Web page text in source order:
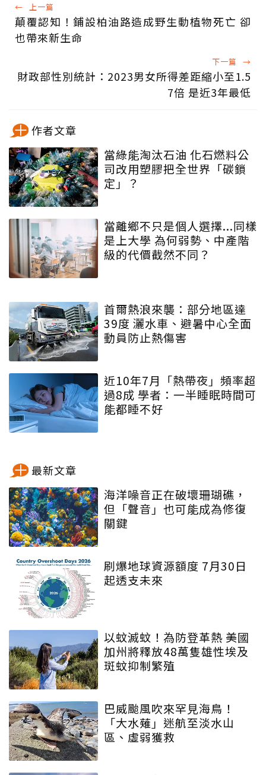
← 上一篇
顛覆認知！鋪設柏油路造成野生動植物死亡 卻
也帶來新生命
下一篇 →
財政部性別統計：2023男女所得差距縮小至1.5
7倍 是近3年最低
作者文章
當綠能淘汰石油 化石燃料公
司改用塑膠把全世界「碳鎖
定」？
當離鄉不只是個人選擇...同樣
是上大學 為何弱勢、中產階
級的代價截然不同？
首爾熱浪來襲：部分地區達
39度 灑水車、避暑中心全面
動員防止熱傷害
近10年7月「熱帶夜」頻率超
過8成 學者：一半睡眠時間可
能都睡不好
最新文章
海洋噪音正在破壞珊瑚礁，
但「聲音」也可能成為修復
關鍵
刷爆地球資源額度 7月30日
起透支未來
以蚊滅蚊！為防登革熱 美國
加州將釋放48萬隻雄性埃及
斑蚊抑制繁殖
巴威颱風吹來罕見海鳥！
「大水薙」迷航至淡水山
區、虛弱獲救